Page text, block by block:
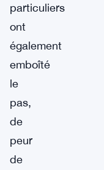
particuliers
ont
également
emboîté
le
pas,
de
peur
de